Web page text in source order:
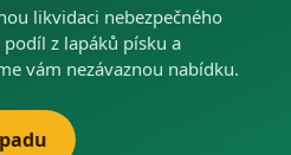
likvidaci nebezpečného
z lapáků písku a
vám nezávaznou nabídku.